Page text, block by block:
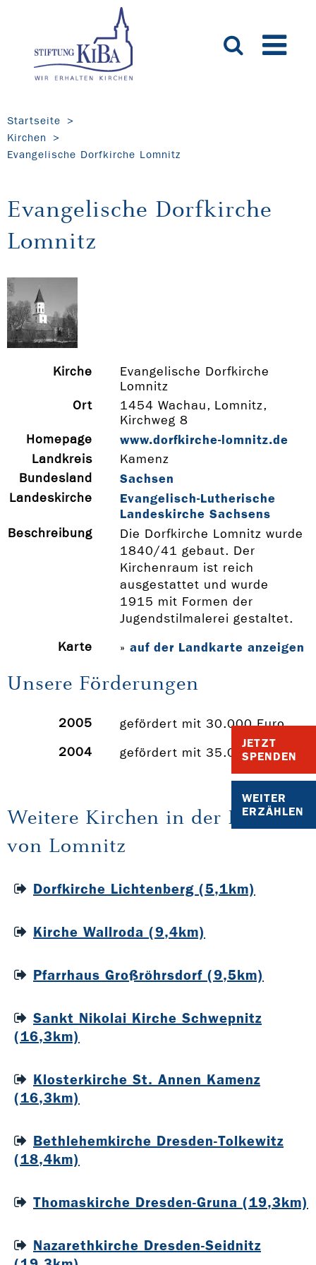
JETZT
SPENDEN
WEITER
ERZÄHLEN
Startseite
Kirchen
Evangelische Dorfkirche Lomnitz
Evangelische Dorfkirche
Lomnitz
Kirche
Evangelische Dorfkirche
Lomnitz
Ort
1454 Wachau, Lomnitz,
Kirchweg 8
Homepage
www.dorfkirche-­lomnitz.de
Landkreis
Kamenz
Bundesland
Sachsen
Landeskirche
Evangelisch-Lutherische
Landeskirche Sachsens
Beschreibung
Die Dorfkirche Lomnitz wurde
1840/41 gebaut. Der
Kirchenraum ist reich
ausgestattet und wurde
1915 mit Formen der
Jugendstilmalerei gestaltet.
Karte
» auf der Landkarte anzeigen
Unsere Förderungen
2005
gefördert mit 30.000 Euro
2004
gefördert mit 35.000 Euro
Weitere Kirchen in der Nähe
von Lomnitz
Dorfkirche Lichtenberg (5,1km)
Kirche Wallroda (9,4km)
Pfarrhaus Großröhrsdorf (9,5km)
Sankt Nikolai Kirche Schwepnitz
(16,3km)
Klosterkirche St. Annen Kamenz
(16,3km)
Bethlehemkirche Dresden-Tolkewitz
(18,4km)
Thomaskirche Dresden-Gruna (19,3km)
Nazarethkirche Dresden-Seidnitz